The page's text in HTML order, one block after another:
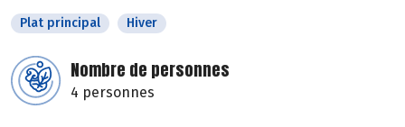
Plat principal Hiver
Nombre de personnes
4 personnes